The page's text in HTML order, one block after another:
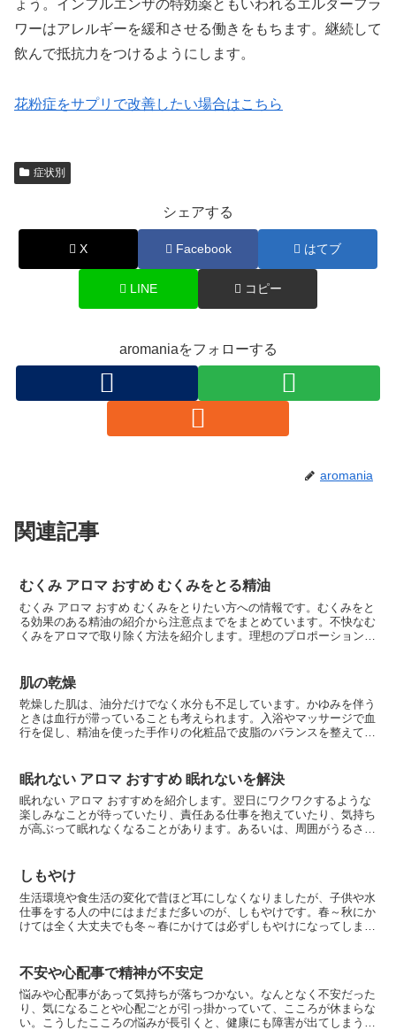
ょう。インフルエンザの特効薬ともいわれるエルダーフラ
ワーはアレルギーを緩和させる働きをもちます。継続して
飲んで抵抗力をつけるようにします。
花粉症をサプリで改善したい場合はこちら
症状別
シェアする
X Facebook はてブ
LINE コピー
aromaniaをフォローする
aromania
関連記事
むくみ アロマ おすめ むくみをとる精油
むくみ アロマ おすめ むくみをとりたい方への情報です。むくみをと
る効果のある精油の紹介から注意点までをまとめています。不快なむ
くみをアロマで取り除く方法を紹介します。理想のプロポーションを
肌の乾燥
乾燥した肌は、油分だけでなく水分も不足しています。かゆみを伴う
ときは血行が滞っていることも考えられます。入浴やマッサージで血
行を促し、精油を使った手作りの化粧品で皮脂のバランスを整えてあ
眠れない アロマ おすすめ 眠れないを解決
眠れない アロマ おすすめを紹介します。翌日にワクワクするような
楽しみなことが待っていたり、責任ある仕事を抱えていたり、気持ち
が高ぶって眠れなくなることがあります。あるいは、周囲がうるさか
しもやけ
生活環境や食生活の変化で昔ほど耳にしなくなりましたが、子供や水
仕事をする人の中にはまだまだ多いのが、しもやけです。春～秋にか
けては全く大丈夫でも冬～春にかけては必ずしもやけになってしまう
不安や心配事で精神が不安定
悩みや心配事があって気持ちが落ちつかない。なんとなく不安だった
り、気になることや心配ごとが引っ掛かっていて、こころが休まらな
い。こうしたこころの悩みが長引くと、健康にも障害が出てしまうお